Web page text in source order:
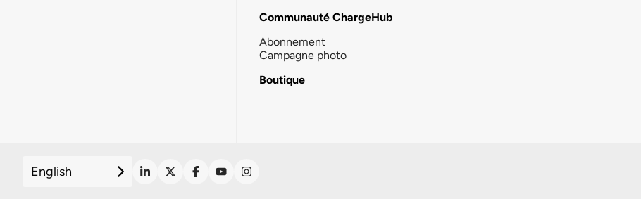
Communauté ChargeHub
Abonnement
Campagne photo
Boutique
English